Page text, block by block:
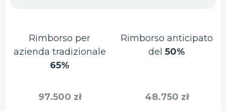
Rimborso per
azienda tradizionale
65%
Rimborso anticipato
del 50%
97.500 zł 48.750 zł